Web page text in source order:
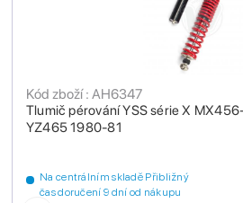
Tlumič pérování YSS série X
YZ465 1980-81
Kód zboží : AH6347
Na centrálním skladě Přibližný
čas doručení 9 dní od nákupu